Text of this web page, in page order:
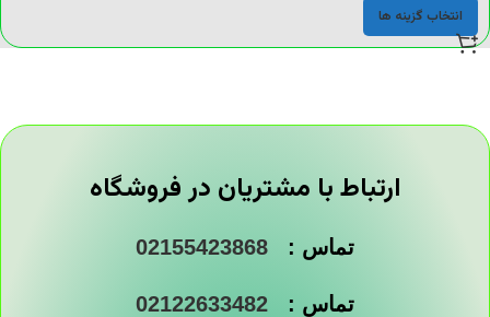
انتخاب گزینه ها
ارتباط با مشتریان در فروشگاه
تماس : 02155423868
تماس : 02122633482